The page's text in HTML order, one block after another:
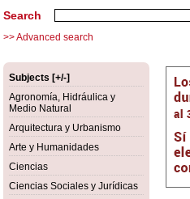
Search
>> Advanced search
Subjects [+/-]
Agronomía, Hidráulica y
Medio Natural
Arquitectura y Urbanismo
Arte y Humanidades
Ciencias
Ciencias Sociales y Jurídicas